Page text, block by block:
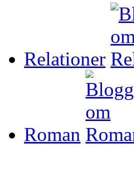
Relationer
Roman